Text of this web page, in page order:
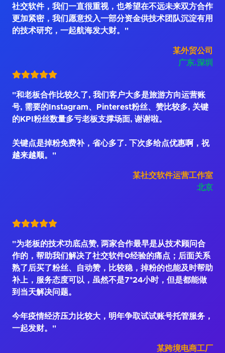
社交软件，我们一直很重视，也希望在不远未来双方合作
更加紧密，我们愿意投入一部分资金供技术团队沉淀有用
的技术研究，一起航海发大财。"
某外贸公司
广东.深圳
"和老板合作比较久了, 我们客户大多是旅游方向运营账
号, 需要的Instagram、Pinterest粉丝、赞比较多, 关键
的KPI粉丝数量多亏老板支撑场面, 谢谢啦。
关键点是掉粉免费补，省心多了. 下次多给点优惠啊，祝
越来越顺。"
某社交软件运营工作室
北京
"为老板的技术功底点赞, 两家合作最早是从技术顾问合
作的，帮助我们解决了社交软件0经验的痛点；后面关系
熟了后买了粉丝、自动赞，比较稳，掉粉的也能及时帮助
补上，服务态度可以，虽然不是7*24小时，但是都能做
到当天解决问题。
今年疫情经济压力比较大，明年争取试试账号托管服务，
一起发财。"
某跨境电商工厂